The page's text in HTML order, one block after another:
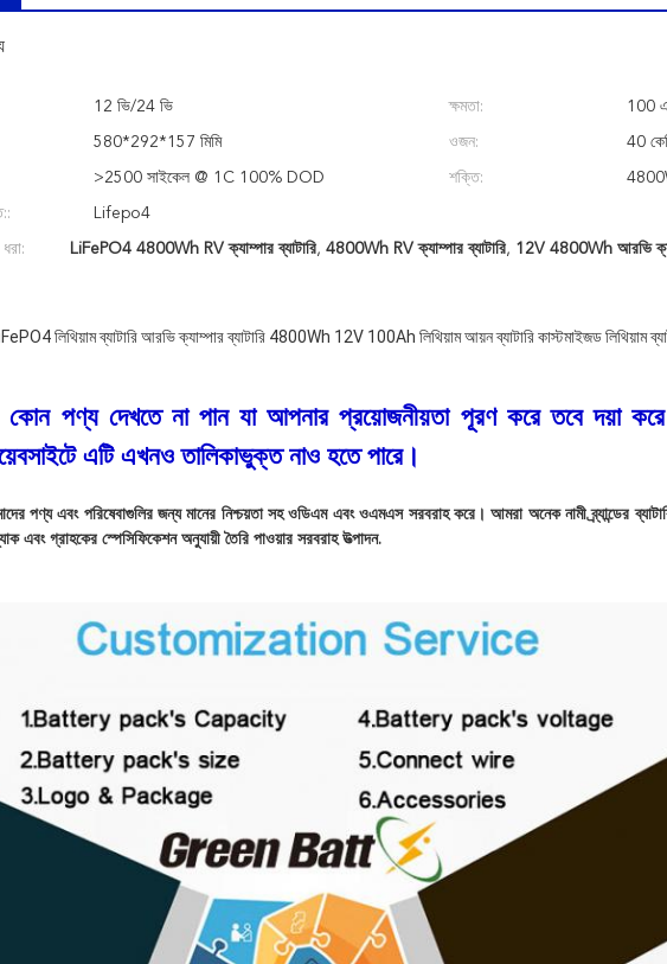
12 ভি/24 ভি ক্ষমতা: 100
580*292*157 মিমি ওজন: 40
>2500 সাইকেল @ 1C 100% DOD শক্তি:
Lifepo4
LiFePO4 4800Wh RV ক্যাম্পার ব্যাটারি, 4800Wh RV ক্যাম্পার ব্যাটারি, 12V 4800Wh আরভি
লিথিয়াম ব্যাটারি আরভি ক্যাম্পার ব্যাটারি 4800Wh 12V 100Ah লিথিয়াম আয়ন ব্যাটারি কাস্টমাইজড লিথিয়াম
কোন পণ্য দেখতে না পান যা আপনার প্রয়োজনীয়তা পূরণ করে তবে দয়া
এটি এখনও তালিকাভুক্ত নাও হতে পারে।
পণ্য এবং পরিষেবাগুলির জন্য মানের নিশ্চয়তা সহ ওডিএম এবং ওএমএস সরবরাহ করে। আমরা অনেক নামী ব্র্যান্ডের
এবং গ্রাহকের স্পেসিফিকেশন অনুযায়ী তৈরি পাওয়ার সরবরাহ উত্পাদন.